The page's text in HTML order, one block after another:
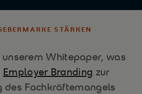
STÄRKEN
unserem Whitepaper, was
Employer Branding zur
des Fachkräftemangels